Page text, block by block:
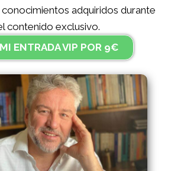
adquiridos durante
contenido exclusivo.
ENTRADA VIP POR 9€